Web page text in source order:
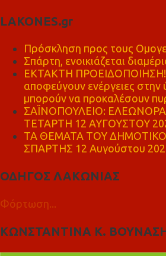
LAKONES.gr
Πρόσκληση προς τους
Σπάρτη, ενοικιάζεται
ΕΚΤΑΚΤΗ ΠΡΟΕΙΔΟΠΟΙΗΣΗ!
αποφεύγουν ενέργειες στην
μπορούν να προκαλέσουν
ΣΑΪΝΟΠΟΥΛΕΙΟ:
ΤΕΤΑΡΤΗ 12 ΑΥΓΟΥΣΤΟΥ
ΤΑ ΘΕΜΑΤΑ ΤΟΥ
ΣΠΑΡΤΗΣ 12 Αυγούστου
ΟΔΗΓΟΣ ΛΑΚΩΝΙΑΣ
Φόρτωση...
ΚΩΝΣΤΑΝΤΙΝΑ Κ.